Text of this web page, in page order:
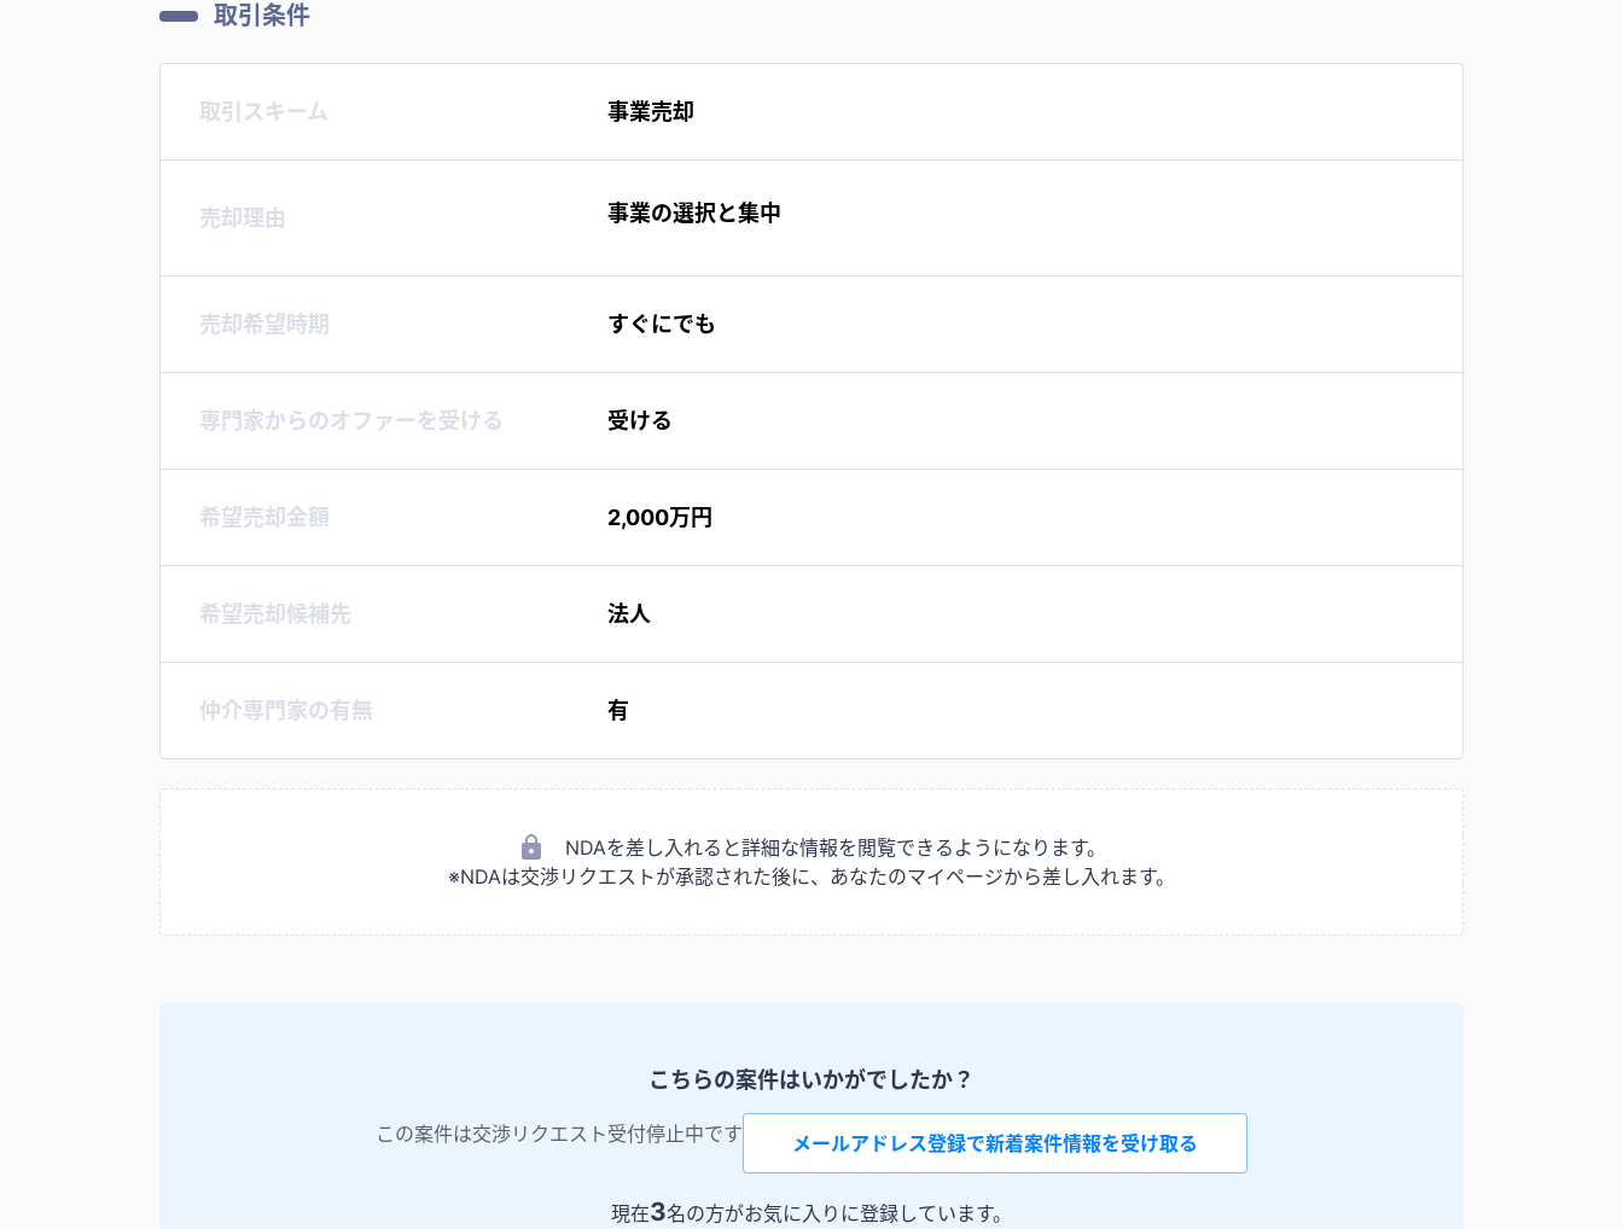
取引条件
取引スキーム 事業売却
売却理由 事業の選択と集中
売却希望時期 すぐにでも
専門家からのオファーを受ける 受ける
希望売却金額 2,000万円
希望売却候補先 法人
仲介専門家の有無 有
NDAを差し入れると詳細な情報を閲覧できるようになります。
※NDAは交渉リクエストが承認された後に、あなたのマイページから差し入れます。
こちらの案件はいかがでしたか？
この案件は交渉リクエスト受付停止中です メールアドレス登録で新着案件情報を受け取る
現在3名の方がお気に入りに登録しています。